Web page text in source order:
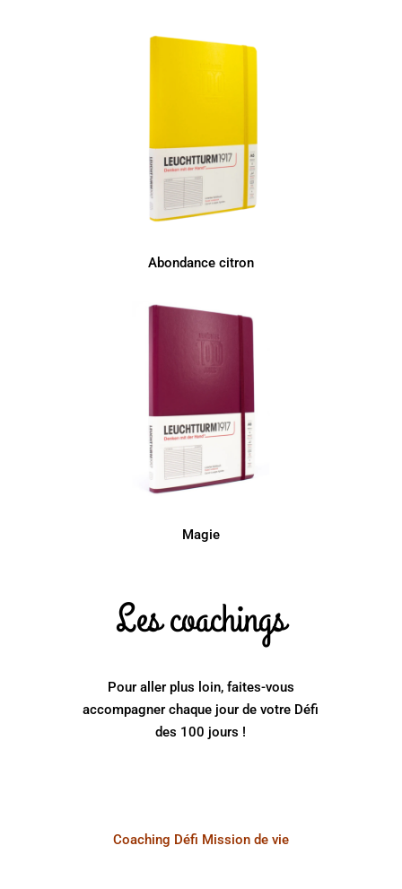
Abondance citron
Magie
Les coachings
Pour aller plus loin, faites-vous
accompagner chaque jour de votre Défi
des 100 jours !
Coaching Défi Mission de vie